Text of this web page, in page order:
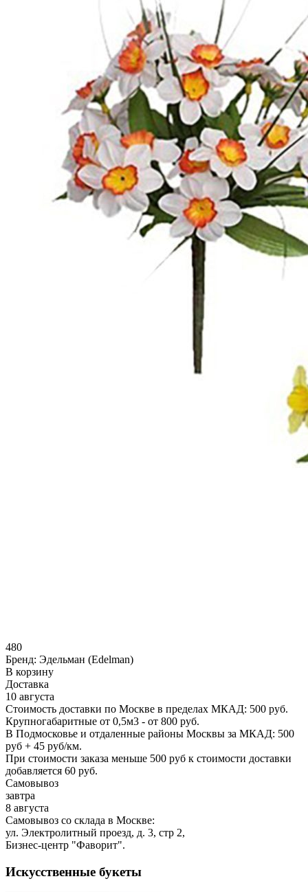
480
Бренд: Эдельман (Edelman)
В корзину
Доставка
10 августа
Стоимость доставки по Москве в пределах МКАД: 500 руб.
Крупногабаритные от 0,5м3 - от 800 руб.
В Подмосковье и отдаленные районы Москвы за МКАД: 500
руб + 45 руб/км.
При стоимости заказа меньше 500 руб к стоимости доставки
добавляется 60 руб.
Самовывоз
завтра
8 августа
Самовывоз со склада в Москве:
ул. Электролитный проезд, д. 3, стр 2,
Бизнес-центр "Фаворит".
Искусственные букеты